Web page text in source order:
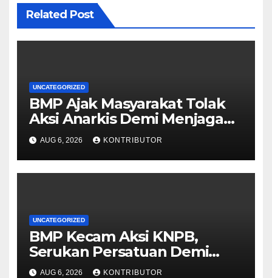
Related Post
UNCATEGORIZED
BMP Ajak Masyarakat Tolak
Aksi Anarkis Demi Menjaga
Keamanan dan
Pembangunan Papua
AUG 6, 2026 KONTRIBUTOR
UNCATEGORIZED
BMP Kecam Aksi KNPB,
Serukan Persatuan Demi
Papua yang Kondusif
AUG 6, 2026 KONTRIBUTOR